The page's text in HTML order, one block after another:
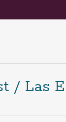
/ Las